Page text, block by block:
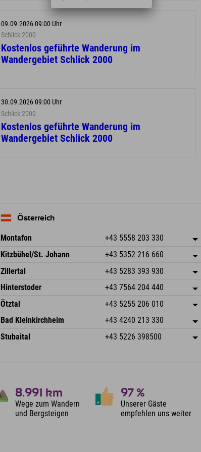
09.09.2026 09:00 Uhr
Schlick 2000
Kostenlos geführte Wanderung im
Wandergebiet Schlick 2000
30.09.2026 09:00 Uhr
Schlick 2000
Kostenlos geführte Wanderung im
Wandergebiet Schlick 2000
Österreich
Montafon +43 5558 203 330
Dorfstr. 127b
6793 Gaschurn/Montafon
Österreich
Adresse speichern
Buchen
Kitzbühel/St. Johann +43 5352 216 660
Speckbacherstraße 87
Österreich
Adresse speichern
Buchen
Zillertal +43 5283 393 930
Schmiedau 2
Österreich
Adresse speichern
Buchen
Hinterstoder +43 7564 204 440
Freizeitpark 10
Österreich
Adresse speichern
Buchen
Ötztal +43 5255 206 010
Gscheat 14
Österreich
Adresse speichern
Buchen
Bad Kleinkirchheim +43 4240 213 330
Dorfstraße 24
Adresse speichern
Mail senden
Stubaital +43 5226 398500
8.991 km
Wege zum Wandern
und Bergsteigen
97 %
Unserer Gäste
empfehlen uns weiter